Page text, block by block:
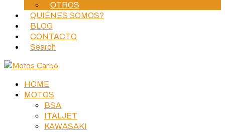
OTROS
QUIÉNES SOMOS?
BLOG
CONTACTO
Search
HOME
MOTOS
BSA
ITALJET
KAWASAKI